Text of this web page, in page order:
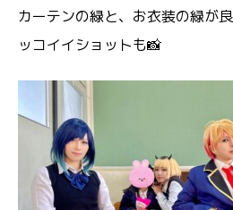
カーテンの緑と、お衣装の緑が
ッコイイショットも📸